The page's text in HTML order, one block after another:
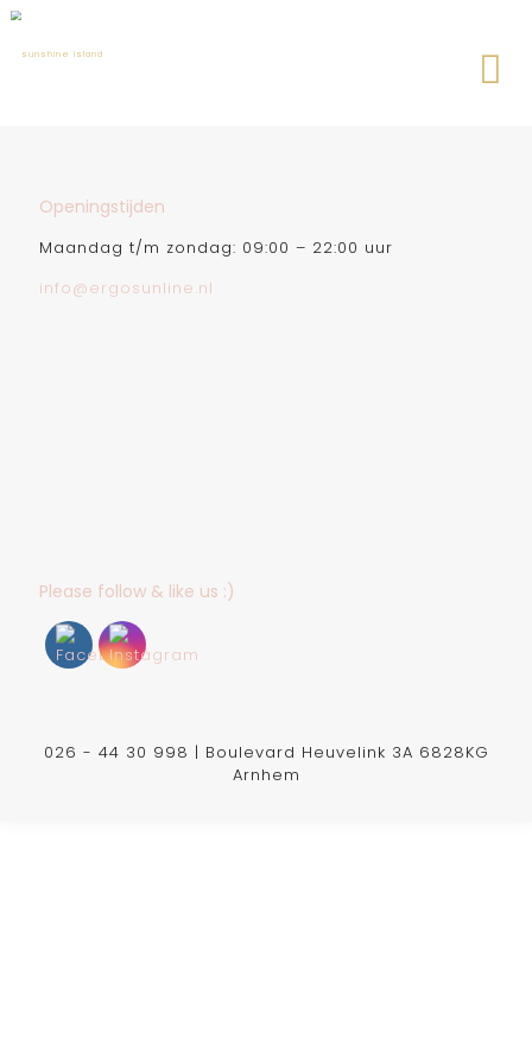
Openingstijden
Maandag t/m zondag: 09:00 – 22:00 uur
info@ergosunline.nl
Please follow & like us :)
026 - 44 30 998 | Boulevard Heuvelink 3A 6828KG
Arnhem